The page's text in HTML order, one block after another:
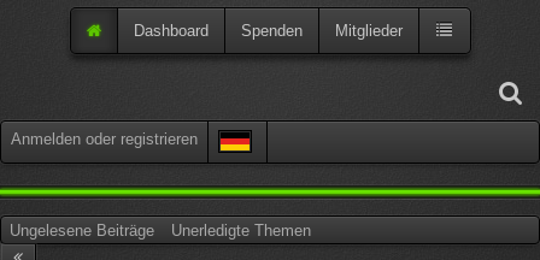
Anmelden oder registrieren
Dashboard Spenden Mitglieder
Ungelesene Beiträge Unerledigte Themen